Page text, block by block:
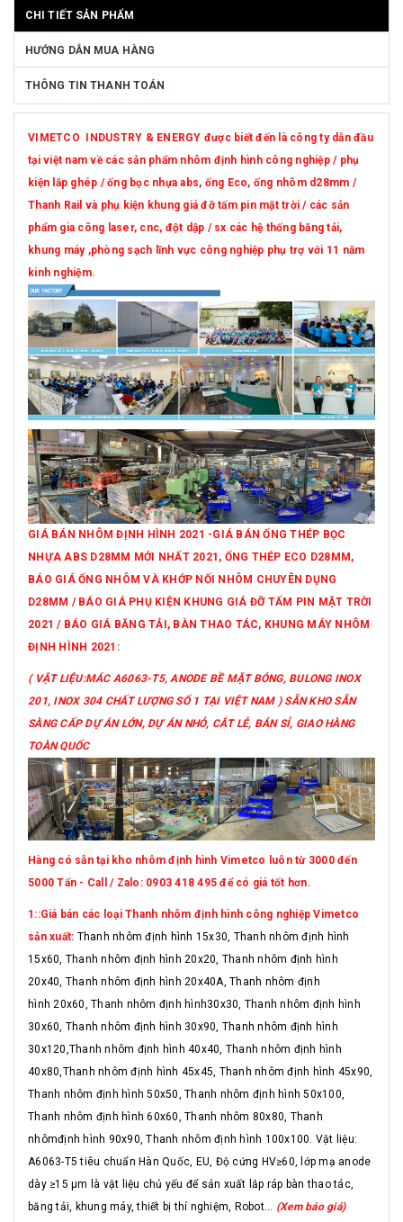
CHI TIẾT SẢN PHẨM
HƯỚNG DẪN MUA HÀNG
THÔNG TIN THANH TOÁN
VIMETCO INDUSTRY & ENERGY được biết đến là công ty dẫn đầu
tại việt nam về các sản phẩm nhôm định hình công nghiệp / phụ
kiện lắp ghép / ống bọc nhựa abs, ống Eco, ống nhôm d28mm /
Thanh Rail và phụ kiện khung giá đỡ tấm pin mặt trời / các sản
phẩm gia công laser, cnc, đột dập / sx các hệ thống băng tải,
khung máy ,phòng sạch lĩnh vực công nghiệp phụ trợ với 11 năm
kinh nghiệm.
GIÁ BÁN NHÔM ĐỊNH HÌNH 2021 -GIÁ BÁN ỐNG THÉP BỌC
NHỰA ABS D28MM MỚI NHẤT 2021, ỐNG THÉP ECO D28MM,
BÁO GIÁ ỐNG NHÔM VÀ KHỚP NỐI NHÔM CHUYÊN DỤNG
D28MM / BÁO GIÁ PHỤ KIỆN KHUNG GIÁ ĐỠ TẤM PIN MẶT TRỜI
2021 / BÁO GIÁ BĂNG TẢI, BÀN THAO TÁC, KHUNG MÁY NHÔM
ĐỊNH HÌNH 2021:
( VẬT LIỆU:MÁC A6063-T5, ANODE BỀ MẶT BÓNG, BULONG INOX
201, INOX 304 CHẤT LƯỢNG SỐ 1 TẠI VIỆT NAM ) SẴN KHO SẴN
SÀNG CẤP DỰ ÁN LỚN, DỰ ÁN NHỎ, CẮT LẺ, BÁN SỈ, GIAO HÀNG
TOÀN QUỐC
Hàng có sẵn tại kho nhôm định hình Vimetco luôn từ 3000 đến
5000 Tấn - Call / Zalo: 0903 418 495 để có giá tốt hơn.
1::Giá bán các loại Thanh nhôm định hình công nghiệp Vimetco
sản xuất: Thanh nhôm định hình 15x30, Thanh nhôm định hình
15x60, Thanh nhôm định hình 20x20, Thanh nhôm định hình
20x40, Thanh nhôm định hình 20x40A, Thanh nhôm định
hình 20x60, Thanh nhôm định hình30x30, Thanh nhôm định hình
30x60, Thanh nhôm định hình 30x90, Thanh nhôm định hình
30x120,Thanh nhôm định hình 40x40, Thanh nhôm định hình
40x80,Thanh nhôm định hình 45x45, Thanh nhôm định hình 45x90,
Thanh nhôm định hình 50x50, Thanh nhôm định hình 50x100,
Thanh nhôm định hình 60x60, Thanh nhôm 80x80, Thanh
nhômđịnh hình 90x90, Thanh nhôm định hình 100x100. Vật liệu:
A6063-T5 tiêu chuẩn Hàn Quốc, EU, Độ cứng HV≥60, lớp mạ anode
dày ≥15 μm là vật liệu chủ yếu để sản xuất lắp ráp bàn thao tác,
băng tải, khung máy, thiết bị thí nghiệm, Robot... (Xem báo giá)